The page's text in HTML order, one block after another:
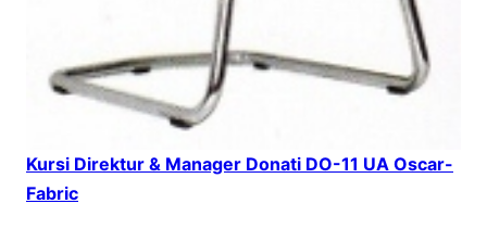
Kursi Direktur & Manager Donati DO-11 UA Oscar-
Fabric